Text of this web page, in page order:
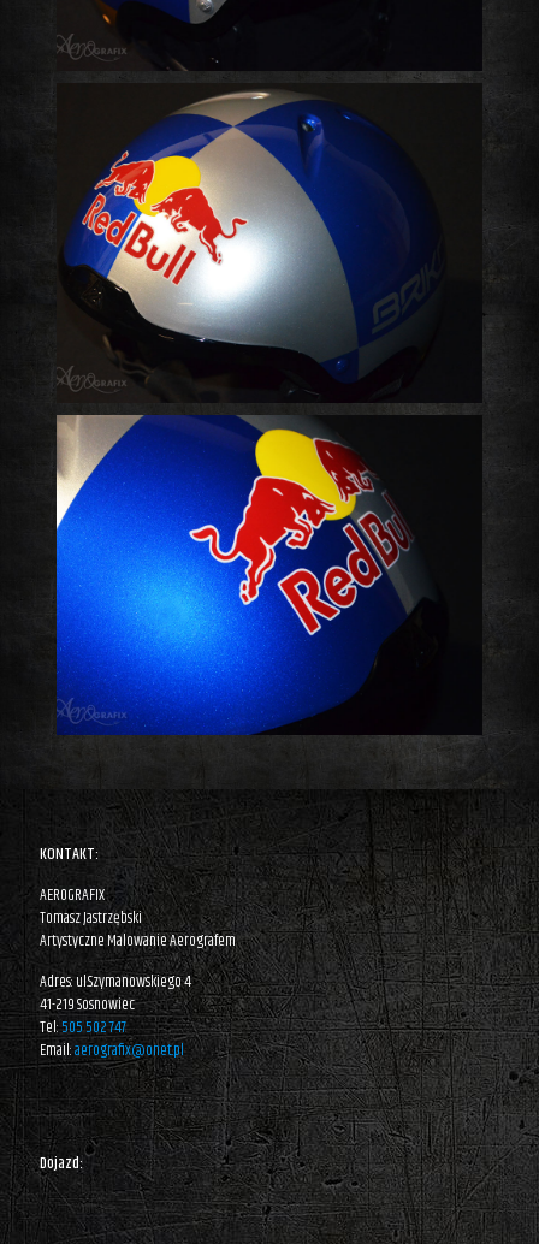
KONTAKT:
AEROGRAFIX
Tomasz Jastrzębski
Artystyczne Malowanie Aerografem
Adres: ul.Szymanowskiego 4
41-219 Sosnowiec
Tel:505 502 747
Email:aerografix@onet.pl
Dojazd: